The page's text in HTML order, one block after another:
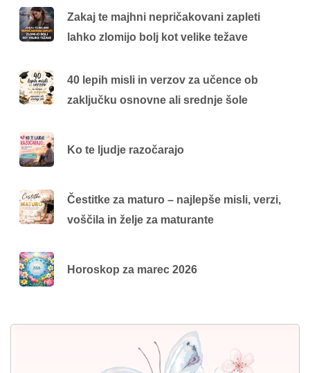
Zakaj te majhni nepričakovani zapleti
lahko zlomijo bolj kot velike težave
40 lepih misli in verzov za učence ob
zaključku osnovne ali srednje šole
Ko te ljudje razočarajo
Čestitke za maturo – najlepše misli, verzi,
voščila in želje za maturante
Horoskop za marec 2026